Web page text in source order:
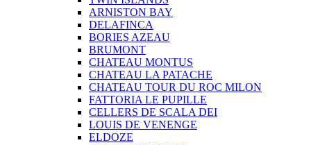
ARNISTON BAY
DELAFINCA
BORIES AZEAU
BRUMONT
CHATEAU MONTUS
CHATEAU LA PATACHE
CHATEAU TOUR DU ROC MILON
FATTORIA LE PUPILLE
CELLERS DE SCALA DEI
LOUIS DE VENENGE
ELDOZE